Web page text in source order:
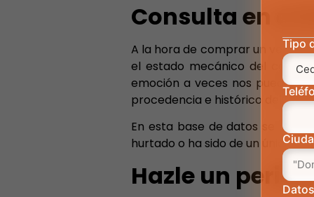
Consulta en el
A la hora de comprar un
el estado mecánico del carro,
emoción a veces nos puede
procedencia e histórico del
En esta base de datos se
hurtado o ha sido de un único
Hazle un
Tipo